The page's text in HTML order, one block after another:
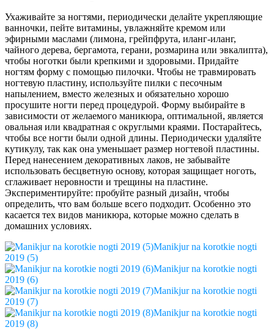
Ухаживайте за ногтями, периодически делайте укрепляющие
ванночки, пейте витамины, увлажняйте кремом или
эфирными маслами (лимона, грейпфрута, иланг-иланг,
чайного дерева, бергамота, герани, розмарина или эвкалипта),
чтобы ноготки были крепкими и здоровыми. Придайте
ногтям форму с помощью пилочки. Чтобы не травмировать
ногтевую пластину, используйте пилки с песочным
напылением, вместо железных и обязательно хорошо
просушите ногти перед процедурой. Форму выбирайте в
зависимости от желаемого маникюра, оптимальной, является
овальная или квадратная с округлыми краями. Постарайтесь,
чтобы все ногти были одной длины. Периодически удаляйте
кутикулу, так как она уменьшает размер ногтевой пластины.
Перед нанесением декоративных лаков, не забывайте
использовать бесцветную основу, которая защищает ноготь,
сглаживает неровности и трещины на пластине.
Экспериментируйте: пробуйте разный дизайн, чтобы
определить, что вам больше всего подходит. Особенно это
касается тех видов маникюра, которые можно сделать в
домашних условиях.
Manikjur na korotkie nogti
2019 (5)
Manikjur na korotkie nogti
2019 (6)
Manikjur na korotkie nogti
2019 (7)
Manikjur na korotkie nogti
2019 (8)